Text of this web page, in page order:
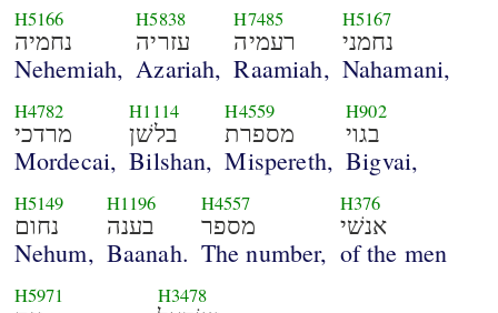
H5166
נחמיה
Nehemiah,
H5838
עזריה
Azariah,
H7485
רעמיה
Raamiah,
H5167
נחמני
Nahamani,
H4782
מרדכי
Mordecai,
H1114
בלשׁן
Bilshan,
H4559
מספרת
Mispereth,
H902
בגוי
Bigvai,
H5149
נחום
Nehum,
H1196
בענה
Baanah.
H4557
מספר
The number,
H376
אנשׁי
of the men
H5971 H3478